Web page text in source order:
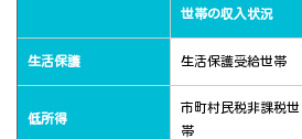
世帯の収入状況
生活保護 生活保護受給世帯
低所得
市町村民税非課税世
帯